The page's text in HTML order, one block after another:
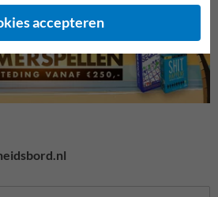
accepteren